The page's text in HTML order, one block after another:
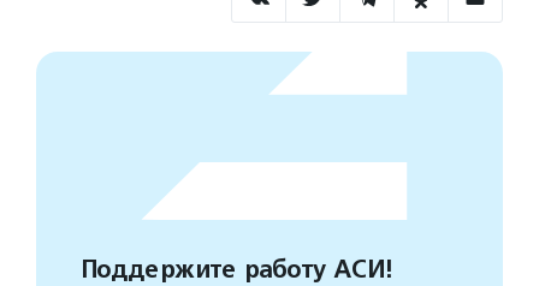
Поддержите работу АСИ!